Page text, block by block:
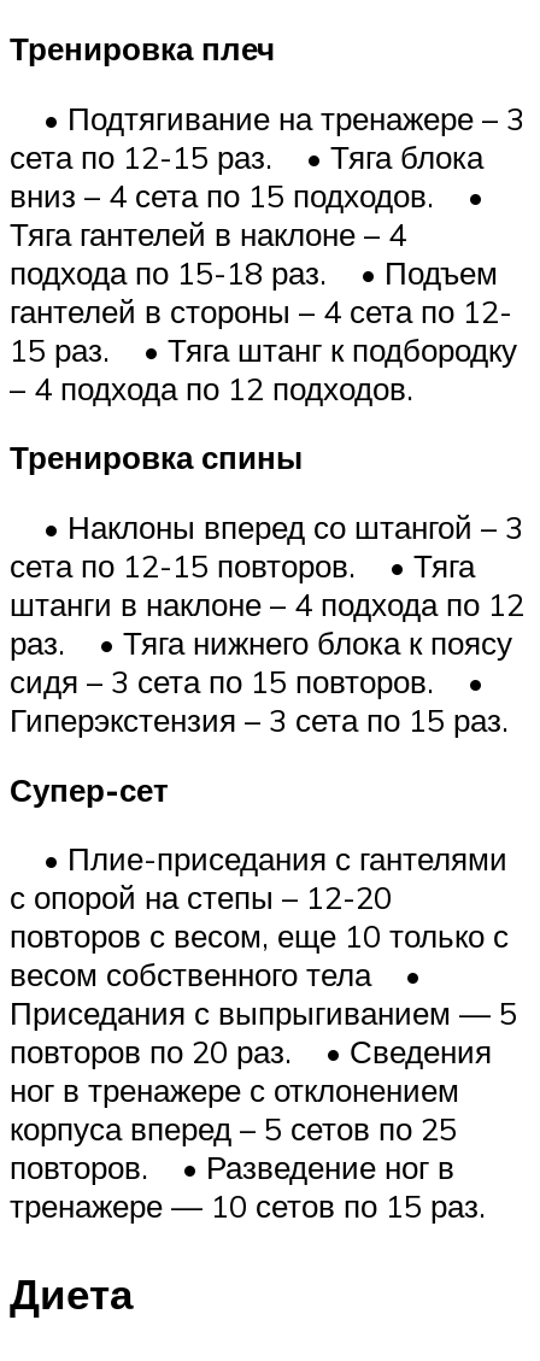
Тренировка плеч
• Подтягивание на тренажере – 3
сета по 12-15 раз. • Тяга блока
вниз – 4 сета по 15 подходов. •
Тяга гантелей в наклоне – 4
подхода по 15-18 раз. • Подъем
гантелей в стороны – 4 сета по 12-
15 раз. • Тяга штанг к подбородку
– 4 подхода по 12 подходов.
Тренировка спины
• Наклоны вперед со штангой – 3
сета по 12-15 повторов. • Тяга
штанги в наклоне – 4 подхода по 12
раз. • Тяга нижнего блока к поясу
сидя – 3 сета по 15 повторов. •
Гиперэкстензия – 3 сета по 15 раз.
Супер-сет
• Плие-приседания с гантелями
с опорой на степы – 12-20
повторов с весом, еще 10 только с
весом собственного тела •
Приседания с выпрыгиванием — 5
повторов по 20 раз. • Сведения
ног в тренажере с отклонением
корпуса вперед – 5 сетов по 25
повторов. • Разведение ног в
тренажере — 10 сетов по 15 раз.
Диета